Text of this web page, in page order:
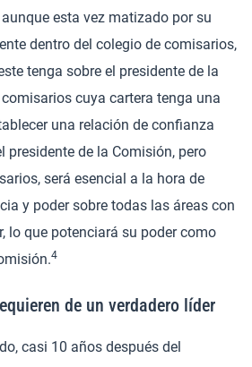
esta vez matizado por su
dentro del colegio de comisarios,
tenga sobre el presidente de la
cuya cartera tenga una
una relación de confianza
presidente de la Comisión, pero
será esencial a la hora de
y poder sobre todas las áreas con
lo que potenciará su poder como
4
de un verdadero líder
casi 10 años después del